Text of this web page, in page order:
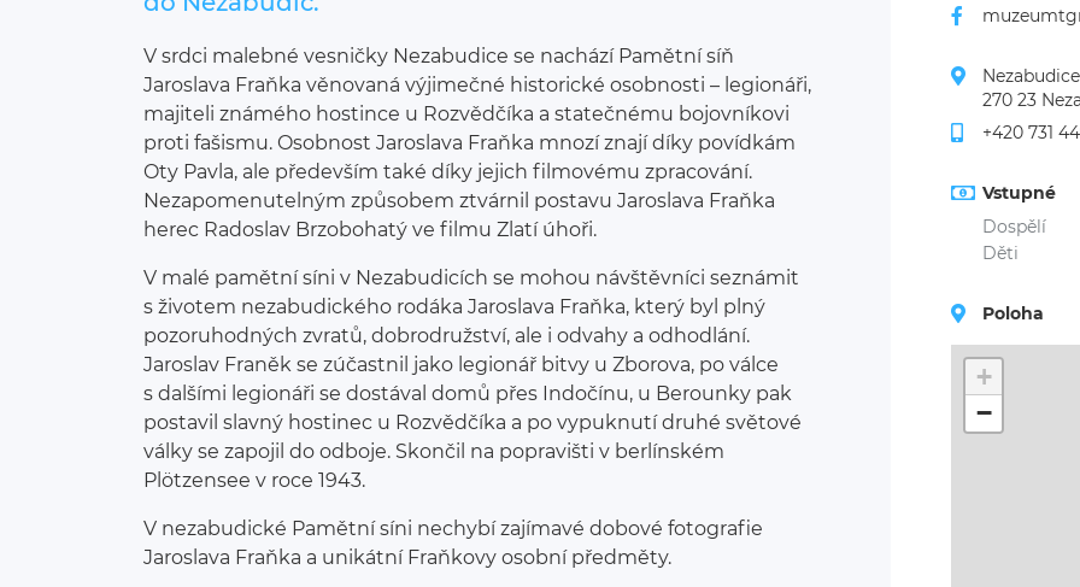
V srdci malebné vesničky Nezabudice se nachází Pamětní síň
Jaroslava Fraňka věnovaná výjimečné historické osobnosti – legionáři,
majiteli známého hostince u Rozvědčíka a statečnému bojovníkovi
proti fašismu. Osobnost Jaroslava Fraňka mnozí znají díky povídkám
Oty Pavla, ale především také díky jejich filmovému zpracování.
Nezapomenutelným způsobem ztvárnil postavu Jaroslava Fraňka
herec Radoslav Brzobohatý ve filmu Zlatí úhoři.
V malé pamětní síni v Nezabudicích se mohou návštěvníci seznámit
s životem nezabudického rodáka Jaroslava Fraňka, který byl plný
pozoruhodných zvratů, dobrodružství, ale i odvahy a odhodlání.
Jaroslav Franěk se zúčastnil jako legionář bitvy u Zborova, po válce
s dalšími legionáři se dostával domů přes Indočínu, u Berounky pak
postavil slavný hostinec u Rozvědčíka a po vypuknutí druhé světové
války se zapojil do odboje. Skončil na popravišti v berlínském
Plötzensee v roce 1943.
V nezabudické Pamětní síni nechybí zajímavé dobové fotografie
Jaroslava Fraňka a unikátní Fraňkovy osobní předměty.
270 23
+420 731
Vstupné
Dospělí
Děti
Poloha
+
−